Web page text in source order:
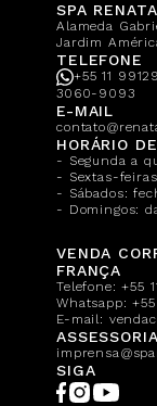
SPA
Alameda
Jardim
TELEFONE
+55 11
3060-9093
E-MAIL
HORÁRIO
- Segunda a
- Sextas-
- Sábados:
- Domingos:
VENDA
FRANÇA
Telefone:+55
Whatsapp:
E-mail:
ASSESSORIA
SIGA